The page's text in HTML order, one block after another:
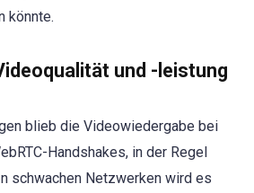
könnte.
und -leistung
blieb die Videowiedergabe bei
Handshakes, in der Regel
schwachen Netzwerken wird es